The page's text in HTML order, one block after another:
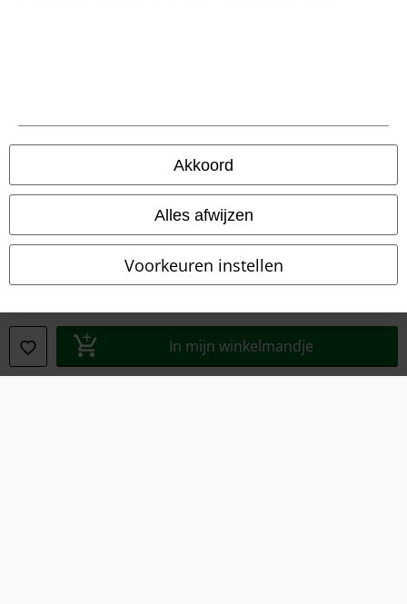
Akkoord
Alles afwijzen
Voorkeuren instellen
In mijn winkelmandje
Legal
Privacyverklaring
Verklaring van conformiteit